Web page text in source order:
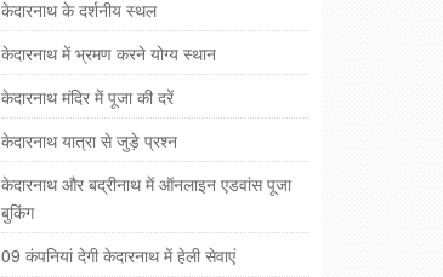
केदारनाथ के दर्शनीय स्थल
केदारनाथ में भ्रमण करने योग्य स्थान
केदारनाथ मंदिर में पूजा की दरें
केदारनाथ यात्रा से जुड़े प्रश्न
केदारनाथ और बद्रीनाथ में ऑनलाइन एडवांस पूजा
बुकिंग
09 कंपनियां देगी केदारनाथ में हेली सेवाएं